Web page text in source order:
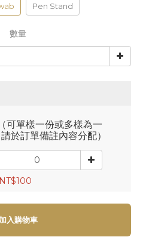
Pen Stand
數量
可單樣一份或多樣為一
於訂單備註內容分配）
入購物車